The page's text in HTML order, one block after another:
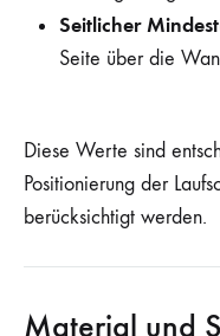
Seitlicher
Seite über die
Diese Werte sind
Positionierung der
berücksichtigt werden.
Material und